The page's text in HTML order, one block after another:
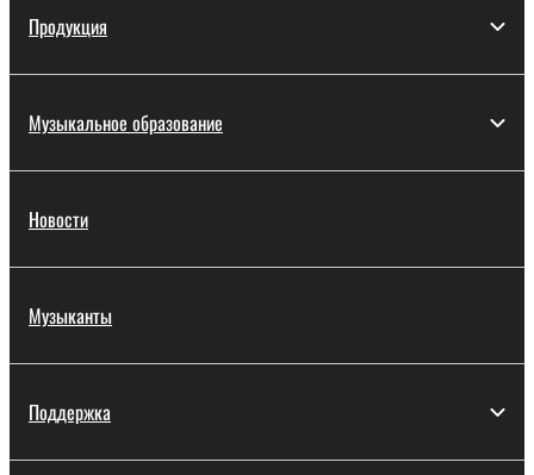
Продукция
Музыкальное образование
Новости
Музыканты
Поддержка